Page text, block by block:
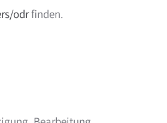
odrfinden.